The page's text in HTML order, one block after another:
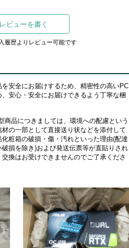
ビューを書く
履歴よりレビュー可能です
安全にお届けするため、精密性の高いPC
安心・安全にお届けできるよう丁寧な梱
商品につきましては、環境への配慮という
の一部として直接送り状などを添付して
粧箱の破損・傷・汚れといった理由(配達
損を除き)および発送伝票等が直貼りされ
換はお受けできませんのでご了承くださ